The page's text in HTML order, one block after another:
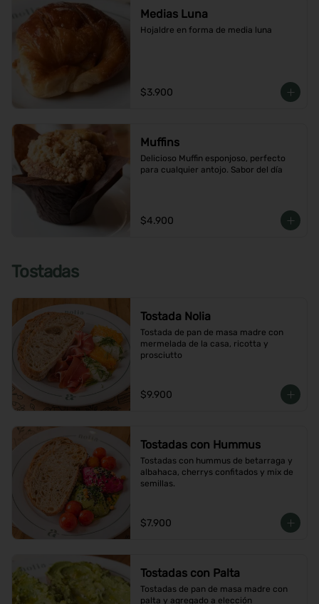
Medias Luna
Hojaldre en forma de media luna
$3.900
Muffins
Delicioso Muffin esponjoso, perfecto
para cualquier antojo. Sabor del día
$4.900
Tostadas
Tostada Nolia
Tostada de pan de masa madre con
mermelada de la casa, ricotta y
prosciutto
$9.900
Tostadas con Hummus
Tostadas con hummus de betarraga y
albahaca, cherrys confitados y mix de
semillas.
$7.900
Tostadas con Palta
Tostadas de pan de masa madre con
palta y agregado a elección